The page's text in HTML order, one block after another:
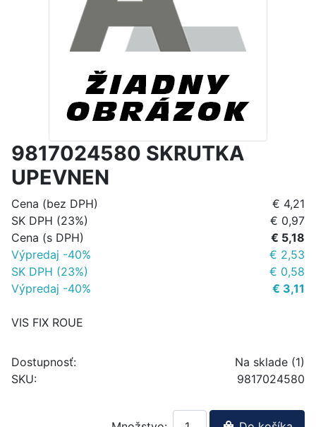
9817024580 SKRUTKA
UPEVNEN
Cena (bez DPH)
€ 4,21
SK DPH (23%)
€ 0,97
Cena (s DPH)
€ 5,18
Výpredaj -40%
€ 2,53
SK DPH (23%)
€ 0,58
Výpredaj -40%
€ 3,11
VIS FIX ROUE
Dostupnosť:
Na sklade (1)
SKU:
9817024580